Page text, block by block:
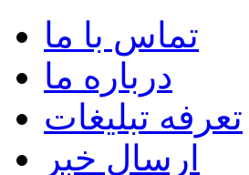
تماس با ما
درباره ما
تعرفه تبلیغات
ارسال خبر